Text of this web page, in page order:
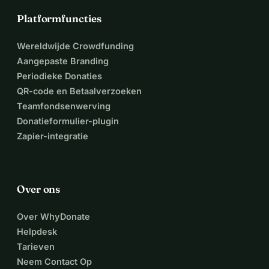
Liefs, Sharon (in samenspraak met Suci Schilder en Petra)
Platformfuncties
Wereldwijde Crowdfunding
Aangepaste Branding
Periodieke Donaties
QR-code en Betaalverzoeken
Teamfondsenwerving
Donatieformulier-plugin
Zapier-integratie
Over ons
Over WhyDonate
Helpdesk
Tarieven
Neem Contact Op